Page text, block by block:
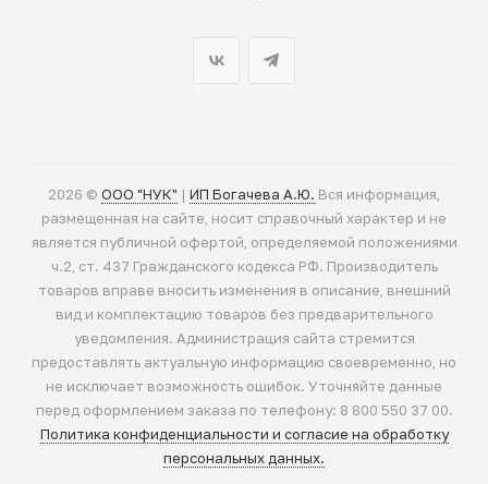
2026 © ООО "НУК" | ИП Богачева А.Ю. Вся информация,
размещенная на сайте, носит справочный характер и не
является публичной офертой, определяемой положениями
ч.2, ст. 437 Гражданского кодекса РФ. Производитель
товаров вправе вносить изменения в описание, внешний
вид и комплектацию товаров без предварительного
уведомления. Администрация сайта стремится
предоставлять актуальную информацию своевременно, но
не исключает возможность ошибок. Уточняйте данные
перед оформлением заказа по телефону: 8 800 550 37 00.
Политика конфиденциальности и согласие на обработку
персональных данных.